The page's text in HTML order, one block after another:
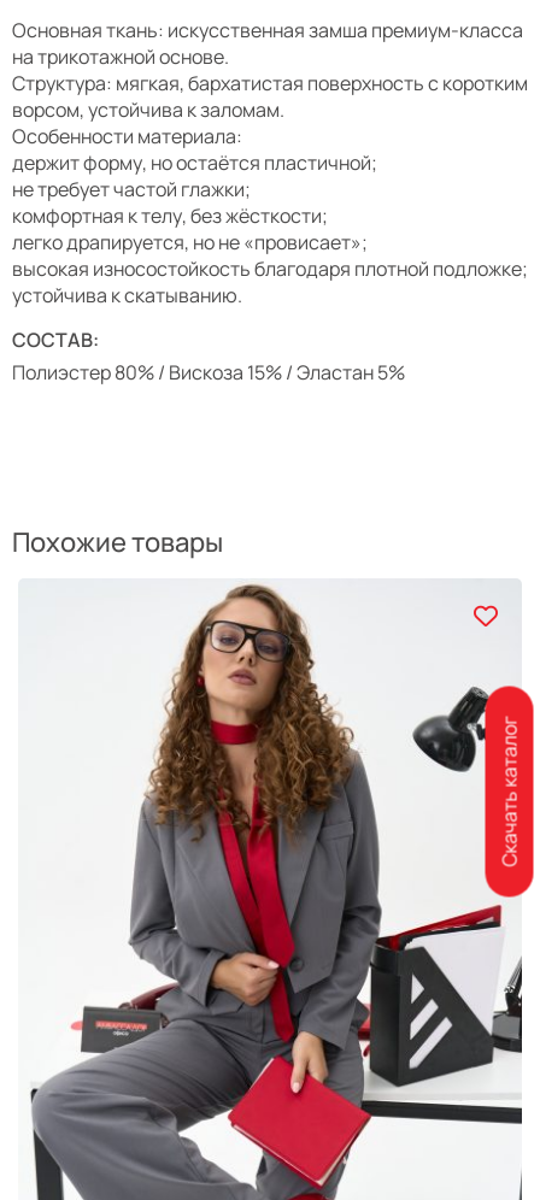
Основная ткань: искусственная замша премиум-класса
на трикотажной основе.
Структура: мягкая, бархатистая поверхность с коротким
ворсом, устойчива к заломам.
Особенности материала:
держит форму, но остаётся пластичной;
не требует частой глажки;
комфортная к телу, без жёсткости;
легко драпируется, но не «провисает»;
высокая износостойкость благодаря плотной подложке;
устойчива к скатыванию.
СОСТАВ:
Полиэстер 80% / Вискоза 15% / Эластан 5%
Похожие товары
Скачать каталог